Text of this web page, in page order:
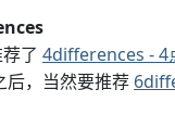
了 4differences - 4
后，当然要推荐